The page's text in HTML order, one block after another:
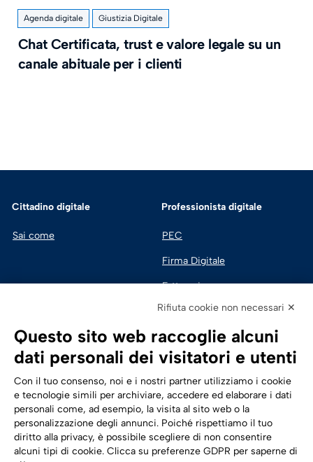
Agenda digitale Giustizia Digitale
Chat Certificata, trust e valore legale su un
canale abituale per i clienti
Cittadino digitale
Sai come
Professionista digitale
PEC
Firma Digitale
Fatturazione
Sicurezza Digitale
Cloud
Trasformazione digitale
Energia
Seguici su:
Rifiuta cookie non necessari ✕
Questo sito web raccoglie alcuni
dati personali dei visitatori e utenti
Con il tuo consenso, noi e i nostri partner utilizziamo i cookie
e tecnologie simili per archiviare, accedere ed elaborare i dati
personali come, ad esempio, la visita al sito web o la
personalizzazione degli annunci. Poiché rispettiamo il tuo
diritto alla privacy, è possibile scegliere di non consentire
alcuni tipi di cookie. Clicca su preferenze GDPR per saperne di